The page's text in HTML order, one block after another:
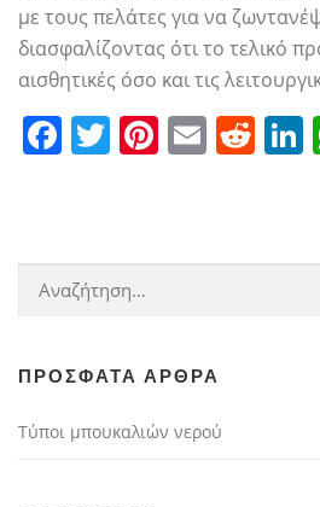
με τους πελάτες για να
διασφαλίζοντας ότι το τελικό
αισθητικές όσο και τις
Facebook
Twitter
Pinterest
Email
Αναζήτηση
ΠΡΌΣΦΑΤΑ ΆΡΘΡΑ
Τύποι μπουκαλιών νερού